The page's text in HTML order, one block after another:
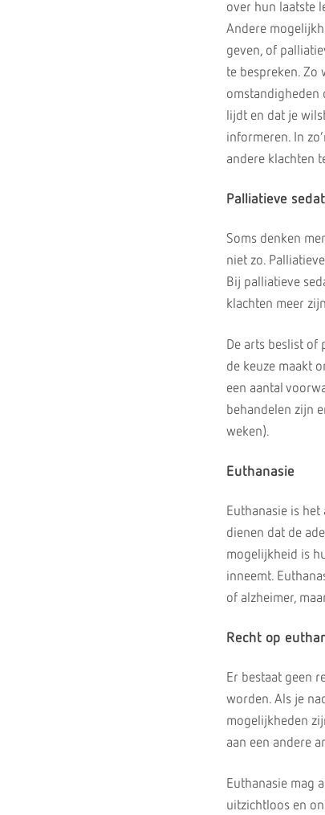
over hun laatste
Andere
geven, of
te bespreken. Zo
omstandigheden
lijdt en dat je
informeren. In
andere klachten
Palliatieve
Soms denken
niet zo.
Bij palliatieve
klachten meer
De arts beslist of
de keuze maakt
een aantal
behandelen zijn
weken).
Euthanasie
Euthanasie is
dienen dat de
mogelijkheid is
inneemt.
of alzheimer,
Recht op
Er bestaat geen
worden. Als je
mogelijkheden
aan een andere
Euthanasie mag
uitzichtloos en